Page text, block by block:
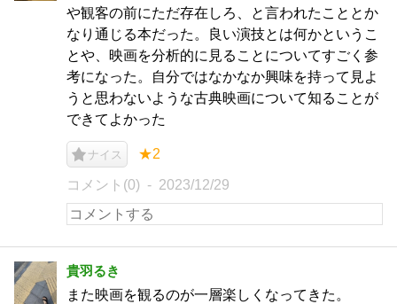
や観客の前にただ存在しろ、と言われたこととか
なり通じる本だった。良い演技とは何かというこ
とや、映画を分析的に見ることについてすごく参
考になった。自分ではなかなか興味を持って見よ
うと思わないような古典映画について知ることが
できてよかった
ナイス ★2
コメント(0) 2023/12/29
貴羽るき
また映画を観るのが一層楽しくなってきた。